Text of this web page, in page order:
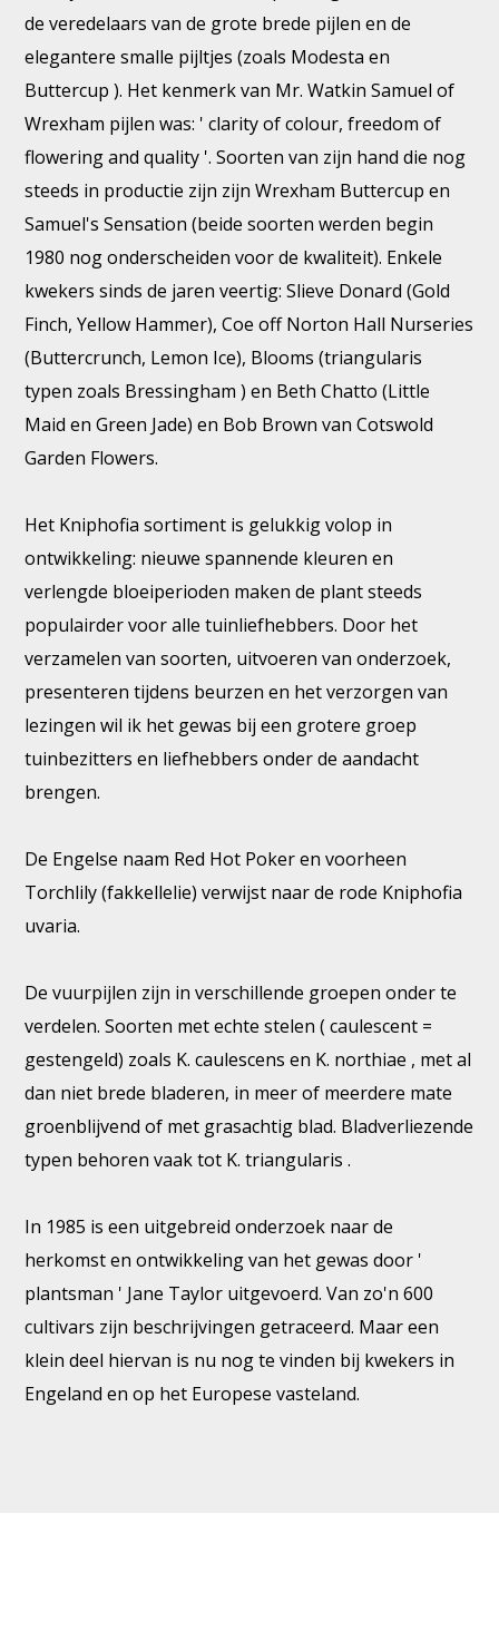
de veredelaars van de grote brede pijlen en de
elegantere smalle pijltjes (zoals Modesta en
Buttercup ). Het kenmerk van Mr. Watkin Samuel of
Wrexham pijlen was: ' clarity of colour, freedom of
flowering and quality '. Soorten van zijn hand die nog
steeds in productie zijn zijn Wrexham Buttercup en
Samuel's Sensation (beide soorten werden begin
1980 nog onderscheiden voor de kwaliteit). Enkele
kwekers sinds de jaren veertig: Slieve Donard (Gold
Finch, Yellow Hammer), Coe off Norton Hall Nurseries
(Buttercrunch, Lemon Ice), Blooms (triangularis
typen zoals Bressingham ) en Beth Chatto (Little
Maid en Green Jade) en Bob Brown van Cotswold
Garden Flowers.
Het Kniphofia sortiment is gelukkig volop in
ontwikkeling: nieuwe spannende kleuren en
verlengde bloeiperioden maken de plant steeds
populairder voor alle tuinliefhebbers. Door het
verzamelen van soorten, uitvoeren van onderzoek,
presenteren tijdens beurzen en het verzorgen van
lezingen wil ik het gewas bij een grotere groep
tuinbezitters en liefhebbers onder de aandacht
brengen.
De Engelse naam Red Hot Poker en voorheen
Torchlily (fakkellelie) verwijst naar de rode Kniphofia
uvaria.
De vuurpijlen zijn in verschillende groepen onder te
verdelen. Soorten met echte stelen ( caulescent =
gestengeld) zoals K. caulescens en K. northiae , met al
dan niet brede bladeren, in meer of meerdere mate
groenblijvend of met grasachtig blad. Bladverliezende
typen behoren vaak tot K. triangularis .
In 1985 is een uitgebreid onderzoek naar de
herkomst en ontwikkeling van het gewas door '
plantsman ' Jane Taylor uitgevoerd. Van zo'n 600
cultivars zijn beschrijvingen getraceerd. Maar een
klein deel hiervan is nu nog te vinden bij kwekers in
Engeland en op het Europese vasteland.